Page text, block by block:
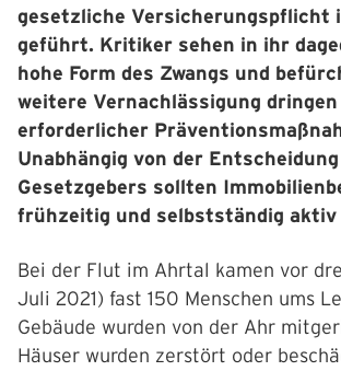
gesetzliche Versicherungspflicht
geführt. Kritiker sehen in ihr
hohe Form des Zwangs und
weitere Vernachlässigung dringen
erforderlicher
Unabhängig von der
Gesetzgebers sollten
frühzeitig und selbstständig aktiv
Bei der Flut im Ahrtal kamen vor
Juli 2021) fast 150 Menschen ums
Gebäude wurden von der Ahr
Häuser wurden zerstört oder